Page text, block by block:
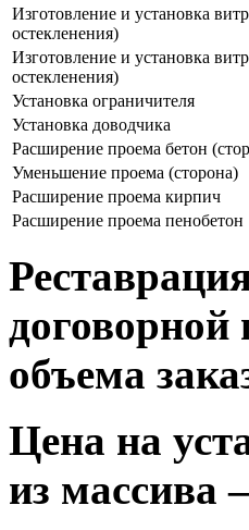
Изготовление и установка
остекленения)
Изготовление и установка
остекленения)
Установка ограничителя
Установка доводчика
Расширение проема бетон
Уменьшение проема (сторона)
Расширение проема кирпич
Расширение проема пенобетон
договорной
объема
Цена на
из массива